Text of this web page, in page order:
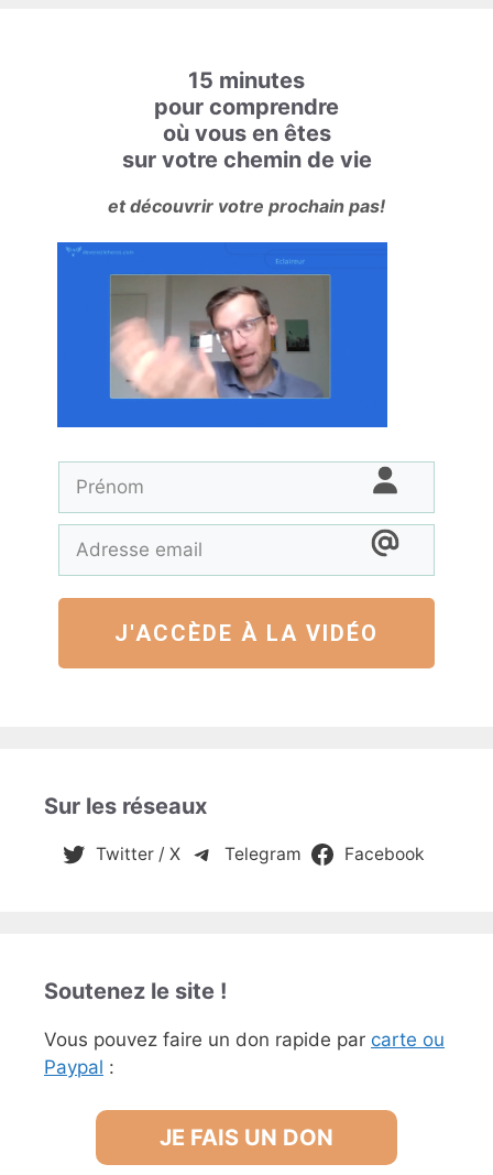
15 minutes
pour comprendre
où vous en êtes
sur votre chemin de vie
et découvrir votre prochain pas!
J'ACCÈDE À LA VIDÉO
Sur les réseaux
Twitter / X Telegram Facebook
Soutenez le site !
Vous pouvez faire un don rapide par carte ou
Paypal :
JE FAIS UN DON